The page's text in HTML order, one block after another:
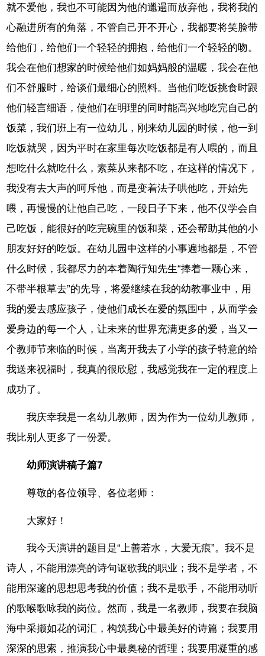
就不爱他，我也不可能因为他的邋遢而放弃他，我将我的
心融进所有的角落，不管自己开不开心，我都要将笑脸带
给他们，给他们一个轻轻的拥抱，给他们一个轻轻的吻。
我会在他们想家的时候给他们如妈妈般的温暖，我会在他
们不舒服时，给谈们最细心的照料。当他们吃饭挑食时跟
他们轻言细语，使他们在明理的同时能高兴地吃完自己的
饭菜，我们班上有一位幼儿，刚来幼儿园的时候，他一到
吃饭就哭，因为平时在家里每次吃饭都是有人喂的，而且
想吃什么就吃什么，素菜从来都不吃，在这样的情况下，
我没有去大声的呵斥他，而是变着法子哄他吃，开始先
喂，再慢慢的让他自己吃，一段日子下来，他不仅学会自
己吃饭，能很好的吃完碗里的饭和菜，还会帮助其他的小
朋友好好的吃饭。在幼儿园中这样的小事遍地都是，不管
什么时候，我都尽力的本着陶行知先生“捧着一颗心来，
不带半根草去”的先导，将爱继续在我的幼教事业中，用
我的爱去感应孩子，使他们成长在爱的氛围中，从而学会
爱身边的每一个人，让未来的世界充满更多的爱，当又一
个教师节来临的时候，当离开我去了小学的孩子特意的给
我送来祝福时，我真的很欣慰，我感觉我在一定的程度上
成功了。
我庆幸我是一名幼儿教师，因为作为一位幼儿教师，
我比别人更多了一份爱。
幼师演讲稿子篇7
尊敬的各位领导、各位老师：
大家好！
我今天演讲的题目是“上善若水，大爱无痕”。我不是
诗人，不能用漂亮的诗句讴歌我的职业；我不是学者，不
能用深邃的思想思考我的价值；我不是歌手，不能用动听
的歌喉歌咏我的岗位。然而，我是一名教师，我要在我脑
海中采撷如花的词汇，构筑我心中最美好的诗篇；我要用
深深的思索，推演我心中最奥秘的哲理；我要用凝重的感